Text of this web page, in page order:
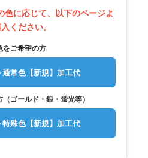
に応じて、以下のページよ
ください。
をご希望の方
常色【新規】加工代
ゴールド・銀・蛍光等）
殊色【新規】加工代